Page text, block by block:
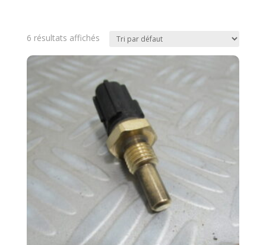
6 résultats affichés